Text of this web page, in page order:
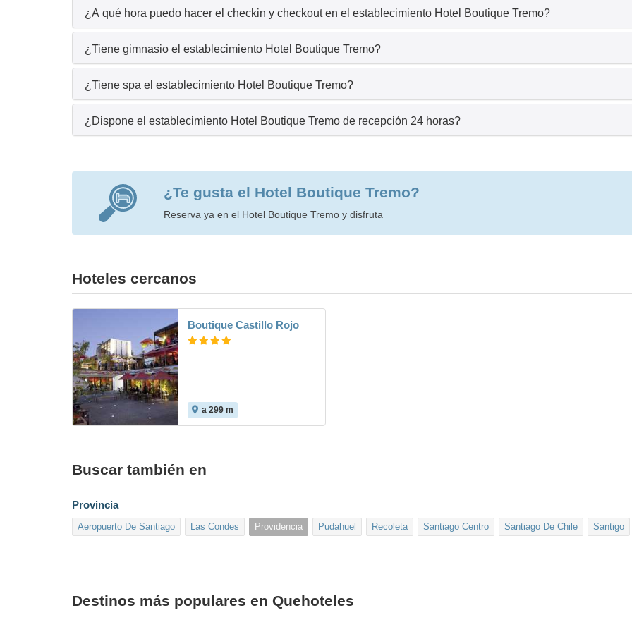
¿A qué hora puedo hacer el checkin y checkout en el establecimiento Hotel Boutique Tremo?
¿Tiene gimnasio el establecimiento Hotel Boutique Tremo?
¿Tiene spa el establecimiento Hotel Boutique Tremo?
¿Dispone el establecimiento Hotel Boutique Tremo de recepción 24 horas?
¿Te gusta el Hotel Boutique Tremo?
Reserva ya en el Hotel Boutique Tremo y disfruta
Hoteles cercanos
Boutique Castillo Rojo
a 299 m
Buscar también en
Provincia
Aeropuerto De Santiago Las Condes Providencia Pudahuel Recoleta Santiago Centro Santiago De Chile Santigo
Destinos más populares en Quehoteles